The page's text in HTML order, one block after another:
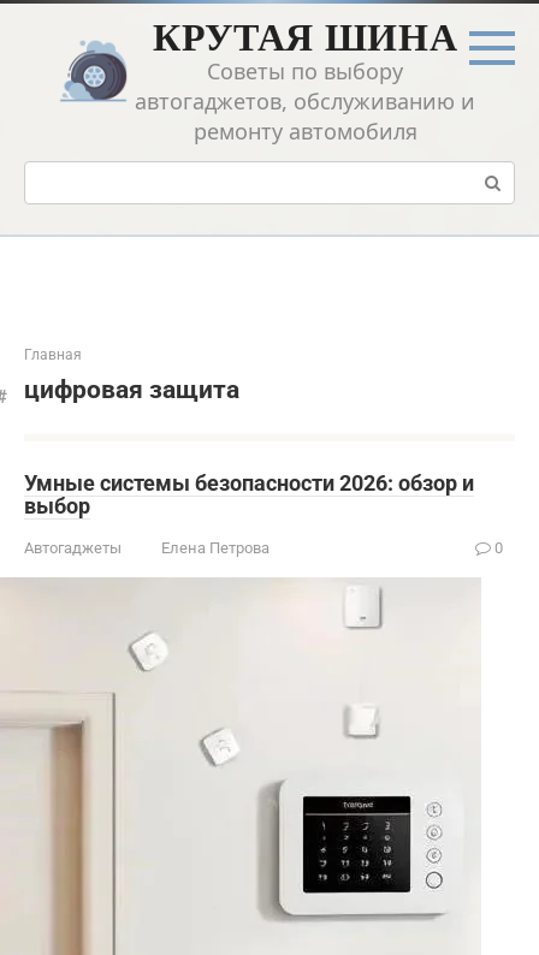
Перейти
контенту
КРУТАЯ ШИНА
Советы по выбору
автогаджетов, обслуживанию и
ремонту автомобиля
Поиск:
Главная
цифровая защита
Умные системы безопасности 2026: обзор и
выбор
Автогаджеты Елена Петрова 0